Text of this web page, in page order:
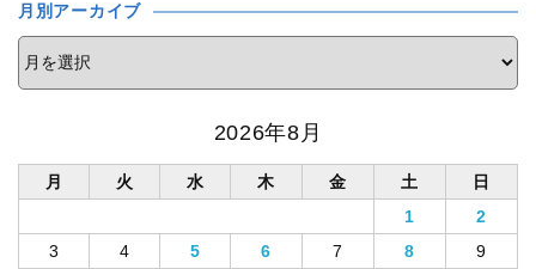
月別アーカイブ
2026年8月
月 火 水 木 金 土
日
1
2
3
4 5 6 7 8
9